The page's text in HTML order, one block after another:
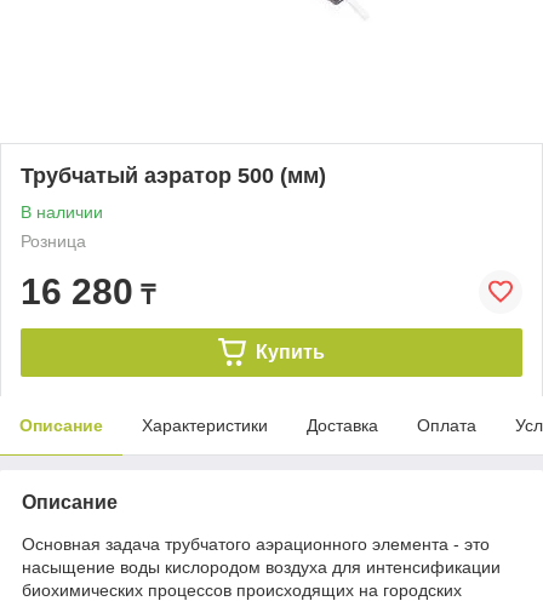
Трубчатый аэратор 500 (мм)
В наличии
Розница
16 280 ₸
Купить
Описание Характеристики Доставка Оплата
Описание
Основная задача трубчатого аэрационного элемента - это
насыщение воды кислородом воздуха для интенсификации
биохимических процессов происходящих на городских